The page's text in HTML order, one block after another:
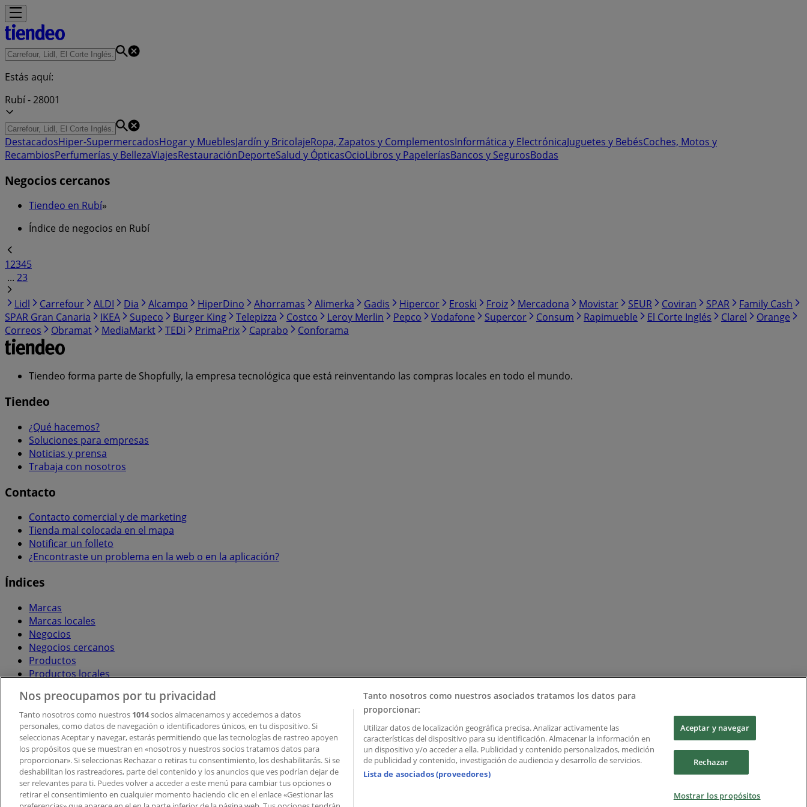
Estás aquí:
Rubí - 28001
DestacadosHiper-SupermercadosHogar y MueblesJardín y BricolajeRopa, Zapatos y ComplementosInformática y ElectrónicaJuguetes y BebésCoches, Motos y
RecambiosPerfumerías y BellezaViajesRestauraciónDeporteSalud y ÓpticasOcioLibros y PapeleríasBancos y SegurosBodas
Negocios cercanos
Tiendeo en Rubí»
Índice de negocios en Rubí
12345
... 23
Lidl
Carrefour ALDI Dia Alcampo HiperDino Ahorramas Alimerka Gadis Hipercor Eroski Froiz Mercadona Movistar SEUR Coviran SPAR
Family Cash
SPAR Gran Canaria
IKEA Supeco Burger King Telepizza Costco Leroy Merlin Pepco Vodafone Supercor Consum Rapimueble El Corte Inglés Clarel
Orange
Correos
Obramat MediaMarkt TEDi PrimaPrix Caprabo Conforama
Tiendeo forma parte de Shopfully, la empresa tecnológica que está reinventando las compras locales en todo el mundo.
Tiendeo
¿Qué hacemos?
Soluciones para empresas
Noticias y prensa
Trabaja con nosotros
Contacto
Contacto comercial y de marketing
Tienda mal colocada en el mapa
Notificar un folleto
¿Encontraste un problema en la web o en la aplicación?
Índices
Marcas
Marcas locales
Negocios
Negocios cercanos
Productos
Productos locales
Descargar la APP Tiendeo
Copyright © Tiendeo ® 2026 · Shopfully Marketing S.L.U. – Palau de Mar – 08039 Barcelona, Spain
Nos preocupamos por tu privacidad
Tanto nosotros como nuestros 1014socios almacenamos y accedemos a datos
personales, como datos de navegación o identificadores únicos, en tu dispositivo. Si
seleccionas Aceptar y navegar, estarás permitiendo que las tecnologías de rastreo apoyen
los propósitos que se muestran en «nosotros y nuestros socios tratamos datos para
proporcionar». Si seleccionas Rechazar o retiras tu consentimiento, los deshabilitarás. Si se
deshabilitan los rastreadores, parte del contenido y los anuncios que ves podrían dejar de
ser relevantes para ti. Puedes volver a acceder a este menú para cambiar tus opciones o
retirar el consentimiento en cualquier momento haciendo clic en el enlace «Gestionar las
Tanto nosotros como nuestros asociados tratamos los datos para
proporcionar:
Utilizar datos de localización geográfica precisa. Analizar activamente las
características del dispositivo para su identificación. Almacenar la información en
un dispositivo y/o acceder a ella. Publicidad y contenido personalizados, medición
de publicidad y contenido, investigación de audiencia y desarrollo de servicios.
Lista de asociados (proveedores)
Aceptar y navegar
Rechazar
Mostrar los propósitos